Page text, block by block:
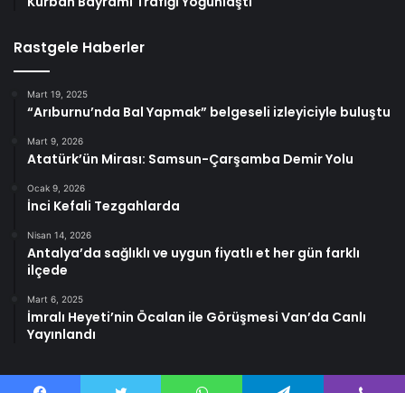
Rastgele Haberler
Mart 19, 2025
“Arıburnu’nda Bal Yapmak” belgeseli izleyiciyle buluştu
Mart 9, 2026
Atatürk’ün Mirası: Samsun-Çarşamba Demir Yolu
Ocak 9, 2026
İnci Kefali Tezgahlarda
Nisan 14, 2026
Antalya’da sağlıklı ve uygun fiyatlı et her gün farklı
ilçede
Mart 6, 2025
İmralı Heyeti’nin Öcalan ile Görüşmesi Van’da Canlı
Yayınlandı